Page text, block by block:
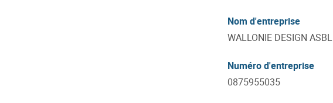
Nom d'entreprise
WALLONIE DESIGN ASBL
Numéro d'entreprise
0875955035